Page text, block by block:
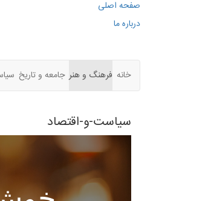
صفحه اصلی
درباره ما
خانه فرهنگ و هنر جامعه و تاریخ
سیاست-و-اقتصاد